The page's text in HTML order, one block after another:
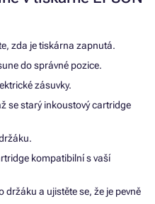
zda je tiskárna zapnutá.
do správné pozice.
zásuvky.
se starý inkoustový cartridge
kompatibilní s vaší
a ujistěte se, že je pevně